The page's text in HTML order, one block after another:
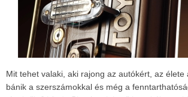
Mit tehet valaki, aki rajong az autókért, az élete
bánik a szerszámokkal és még a